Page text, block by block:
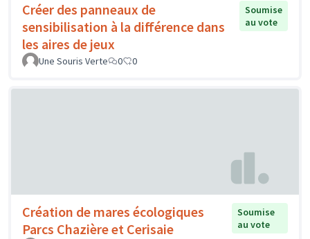
Créer des panneaux de
sensibilisation à la différence dans
les aires de jeux
Soumise
au vote
Une Souris Verte 0 0
Création de mares écologiques
Parcs Chazière et Cerisaie
Soumise
au vote